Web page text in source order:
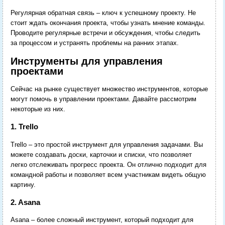
Регулярная обратная связь – ключ к успешному проекту. Не
стоит ждать окончания проекта, чтобы узнать мнение команды.
Проводите регулярные встречи и обсуждения, чтобы следить
за процессом и устранять проблемы на ранних этапах.
Инструменты для управления
проектами
Сейчас на рынке существует множество инструментов, которые
могут помочь в управлении проектами. Давайте рассмотрим
некоторые из них.
1. Trello
Trello – это простой инструмент для управления задачами. Вы
можете создавать доски, карточки и списки, что позволяет
легко отслеживать прогресс проекта. Он отлично подходит для
командной работы и позволяет всем участникам видеть общую
картину.
2. Asana
Asana – более сложный инструмент, который подходит для